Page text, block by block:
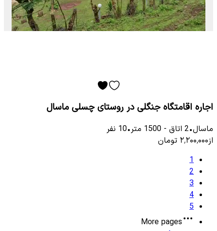
اجاره اقامتگاه جنگلی در روستای چسلی ماسال
ماسال•
2 اتاق -
1500 متر•
10 نفر
از۲٬۲۰۰٬۰۰۰ تومان
1
2
3
4
5
More pages